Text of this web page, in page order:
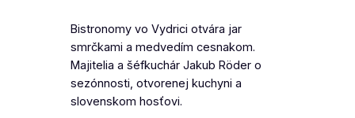
Bistronomy vo Vydrici otvára jar
smrčkami a medvedím cesnakom.
Majitelia a šéfkuchár Jakub Röder o
sezónnosti, otvorenej kuchyni a
slovenskom hosťovi.